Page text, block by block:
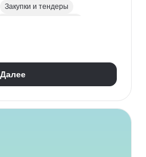
Закупки и тендеры
Далее